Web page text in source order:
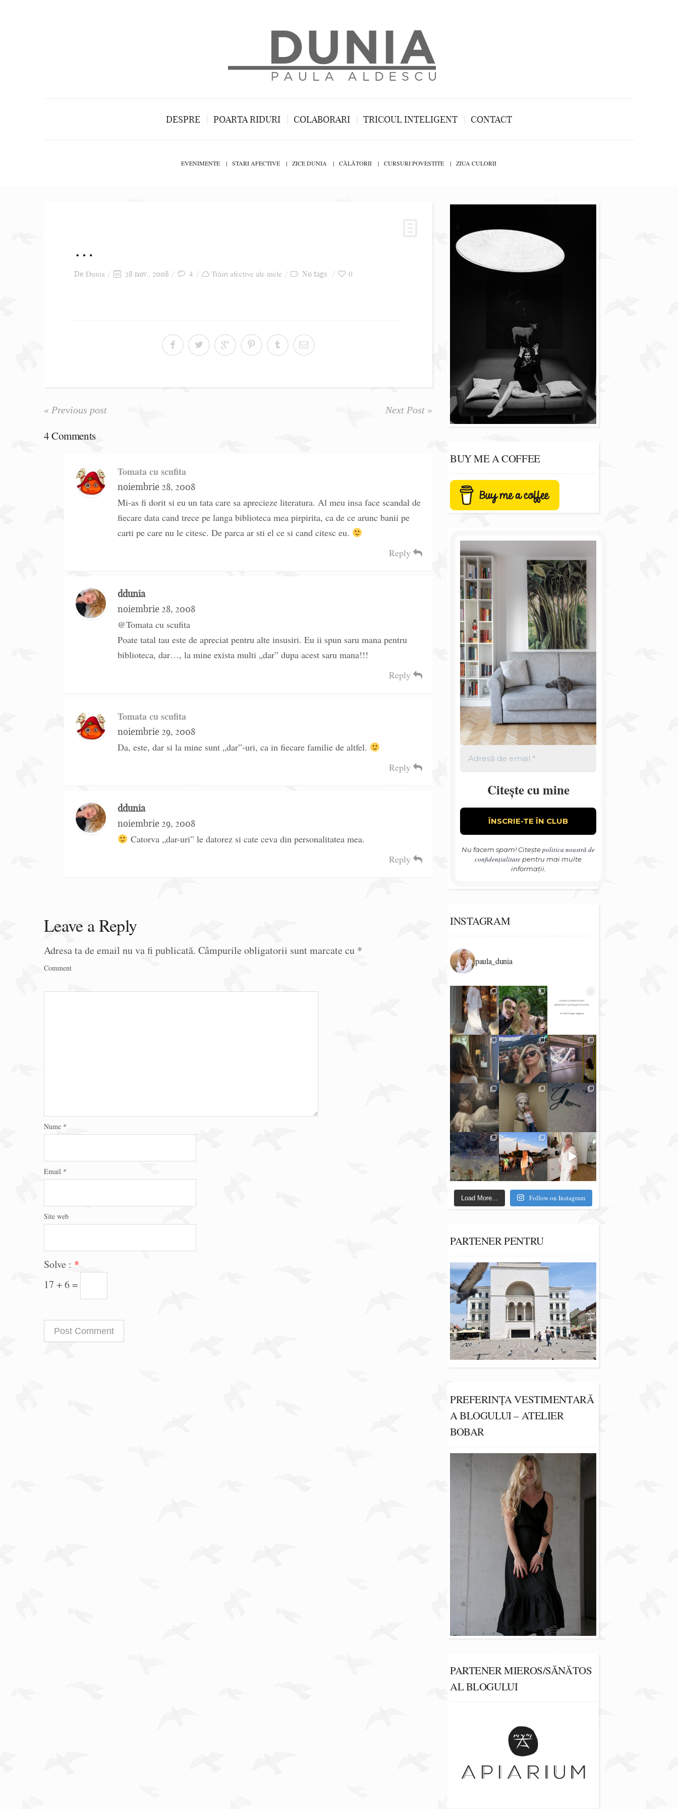
DESPRE POARTA RIDURI COLABORARI TRICOUL INTELIGENT CONTACT
EVENIMENTE STARI AFECTIVE ZICE DUNIA CĂLĂTORII CURSURI POVESTITE ZIUA CULORII
…
De Dunia 28 nov., 2008 4 Trăiri afective ale mele No tags 0
« Previous post Next Post »
4 Comments
Tomata cu scufita
noiembrie 28, 2008
Mi-as fi dorit si eu un tata care sa aprecieze literatura. Al meu insa face scandal de
fiecare data cand trece pe langa biblioteca mea pirpirita, ca de ce arunc banii pe
carti pe care nu le citesc. De parca ar sti el ce si cand citesc eu.
Reply
ddunia
noiembrie 28, 2008
@Tomata cu scufita
Poate tatal tau este de apreciat pentru alte insusiri. Eu ii spun saru mana pentru
biblioteca, dar…, la mine exista multi „dar” dupa acest saru mana!!!
Reply
Tomata cu scufita
noiembrie 29, 2008
Da, este, dar si la mine sunt „dar”-uri, ca in fiecare familie de altfel.
Reply
ddunia
noiembrie 29, 2008
Catorva „dar-uri” le datorez si cate ceva din personalitatea mea.
Reply
Leave a Reply
Adresa ta de email nu va fi publicată. Câmpurile obligatorii sunt marcate cu *
Comment
Nume *
Email *
Site web
Solve : *
17 + 6 =
BUY ME A COFFEE
Citește cu mine
Nu facem spam! Citeștepolitica noastră de
confidențialitate pentru mai multe
informații.
INSTAGRAM
paula_dunia
Load More... Follow on Instagram
PARTENER PENTRU
PREFERINȚA VESTIMENTARĂ
A BLOGULUI – ATELIER
BOBAR
PARTENER MIEROS/SĂNĂTOS
AL BLOGULUI